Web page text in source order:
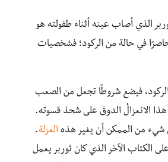
الذي أصاب عينه أثناء طفولته هو
في حالة من الركود؛ فشخصيات
فيضع شروطًا تجعل من الصعب
الانعزالُ الدوقَ على شحذ قسوته.
شيء من الممكن أن يغير هذه العزلة.
الكتاب الآخر الذي كان ثوربر يعمل